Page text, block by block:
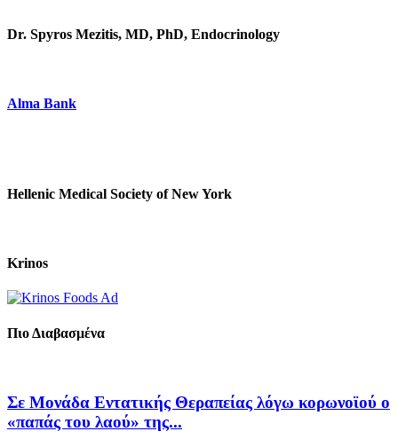
Dr. Spyros Mezitis, MD, PhD, Endocrinology
Alma Bank
Hellenic Medical Society of New York
Krinos
Πιο Διαβασμένα
Σε Μονάδα Εντατικής Θεραπείας λόγω κορωνοϊού ο
«παπάς του λαού» της...